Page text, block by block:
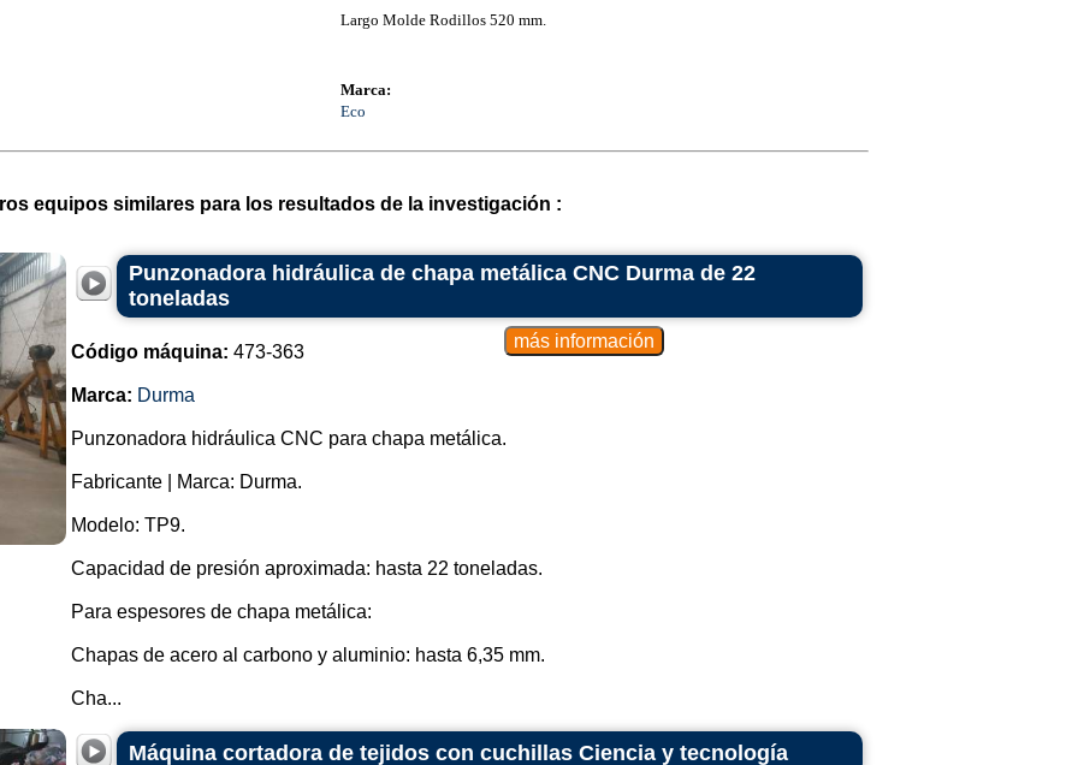
Largo Molde Rodillos 520 mm.
Marca:
Eco
equipos similares para los resultados de la investigación :
Punzonadora hidráulica de chapa metálica CNC Durma de 22
toneladas
Código máquina: 473-363
Marca: Durma
Punzonadora hidráulica CNC para chapa metálica.
Fabricante | Marca: Durma.
Modelo: TP9.
Capacidad de presión aproximada: hasta 22 toneladas.
Para espesores de chapa metálica:
Chapas de acero al carbono y aluminio: hasta 6,35 mm.
Cha...
Máquina cortadora de tejidos con cuchillas Ciencia y tecnología